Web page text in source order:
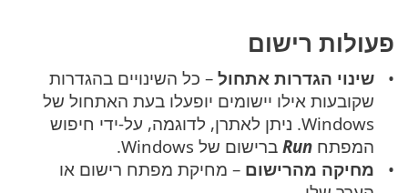
פעולות רישום
שינוי הגדרות אתחול – כל השינויים בהגדרות
שקובעות אילו יישומים יופעלו בעת האתחול של
Windows. ניתן לאתרן, לדוגמה, על-ידי חיפוש
המפתחRun ברישום של Windows.
מחיקה מהרישום – מחיקת מפתח רישום או